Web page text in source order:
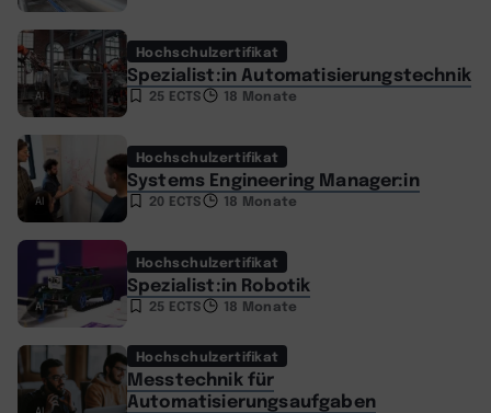
AI
Hochschulzertifikat
Spezialist:in Automatisierungstechnik
25 ECTS 18 Monate
AI
Hochschulzertifikat
Systems Engineering Manager:in
20 ECTS 18 Monate
AI
Hochschulzertifikat
Spezialist:in Robotik
25 ECTS 18 Monate
Hochschulzertifikat
Messtechnik für
Automatisierungsaufgaben